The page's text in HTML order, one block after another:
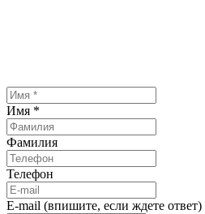
Имя *
Фамилия
Телефон
E-mail (впишите, если ждете ответ)